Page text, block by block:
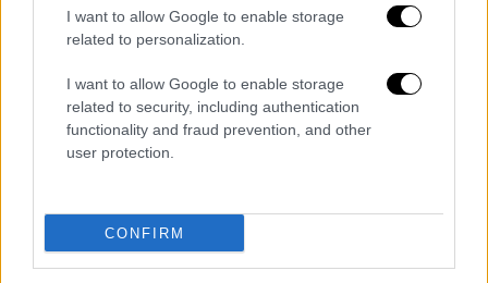
I want to allow Google to enable storage
related to personalization.
I want to allow Google to enable storage
related to security, including authentication
functionality and fraud prevention, and other
user protection.
CONFIRM
Avantis Estate, Collection 2019, Syrah, Evia
Vidiano, Crete
Domaine Zafeirakis, Teracotta 2020,
Limniona, Tyrnavos
Douloufakis Wines, Dafnios 2018, Vidiano,